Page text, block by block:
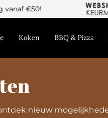
Koken BBQ & Pizza
nieuw